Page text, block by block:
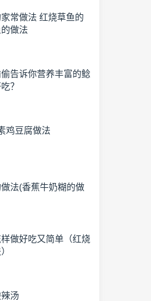
常做法 红烧草鱼的
做法
告诉你营养丰富的鲶
？
鸡豆腐做法
法(香蕉牛奶糊的做
做好吃又简单（红烧
汤